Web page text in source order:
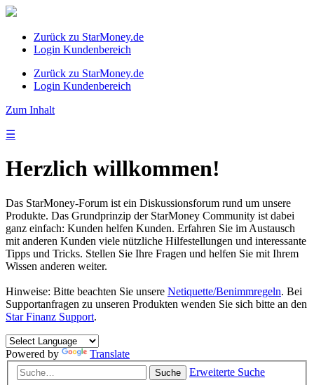
Zurück zu StarMoney.de
Login Kundenbereich
Zurück zu StarMoney.de
Login Kundenbereich
Zum Inhalt
☰
Herzlich willkommen!
Das StarMoney-Forum ist ein Diskussionsforum rund um unsere
Produkte. Das Grundprinzip der StarMoney Community ist dabei
ganz einfach: Kunden helfen Kunden. Erfahren Sie im Austausch
mit anderen Kunden viele nützliche Hilfestellungen und interessante
Tipps und Tricks. Stellen Sie Ihre Fragen und helfen Sie mit Ihrem
Wissen anderen weiter.
Hinweise: Bitte beachten Sie unsere Netiquette/Benimmregeln. Bei
Supportanfragen zu unseren Produkten wenden Sie sich bitte an den
Star Finanz Support.
Powered by Translate
Suche Erweiterte Suche